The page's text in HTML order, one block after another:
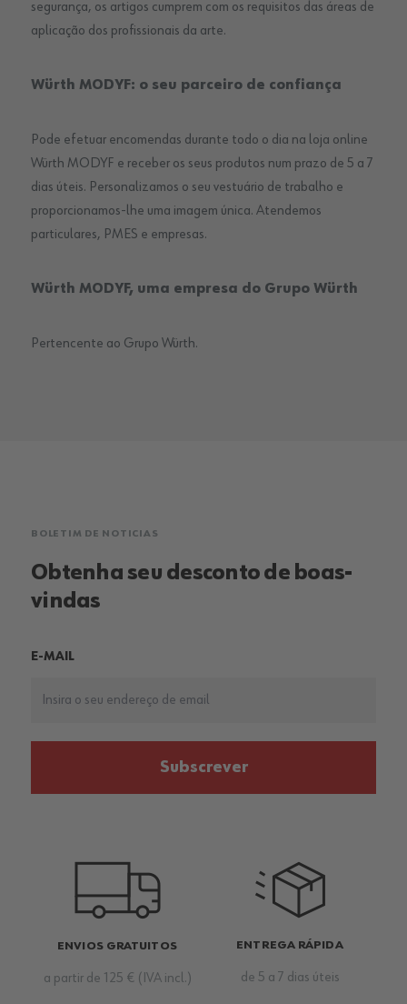
segurança, os artigos cumprem com os requisitos das áreas de
aplicação dos profissionais da arte.
Würth MODYF: o seu parceiro de confiança
Pode efetuar encomendas durante todo o dia na loja online
Würth MODYF e receber os seus produtos num prazo de 5 a 7
dias úteis. Personalizamos o seu vestuário de trabalho e
proporcionamos-lhe uma imagem única. Atendemos
particulares, PMES e empresas.
Würth MODYF, uma empresa do Grupo Würth
Pertencente ao Grupo Würth.
BOLETIM DE NOTICIAS
Obtenha seu desconto de boas-
vindas
E-MAIL
Subscrever
ENVIOS GRATUITOS
a partir de 125 € (IVA incl.)
ENTREGA RÁPIDA
de 5 a 7 dias úteis